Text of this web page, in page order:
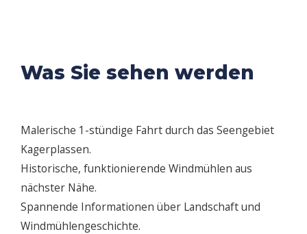
Was Sie sehen werden
Malerische 1-stündige Fahrt durch das Seengebiet
Kagerplassen.
Historische, funktionierende Windmühlen aus
nächster Nähe.
Spannende Informationen über Landschaft und
Windmühlengeschichte.